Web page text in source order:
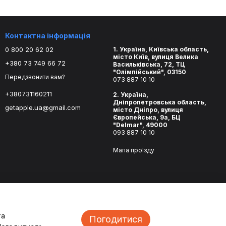
Контактна інформація
0 800 20 62 02
+380 73 749 66 72
Передзвонити вам?
+380731160211
getapple.ua@gmail.com
1. Україна, Київська область,
місто Київ, вулиця Велика
Васильківська, 72, ТЦ
"Олімпійський", 03150
073 887 10 10
2. Україна,
Дніпропетровська область,
місто Дніпро, вулиця
Європейська, 9а, БЦ
"Delmar", 49000
093 887 10 10
Мапа проїзду
Погодитися